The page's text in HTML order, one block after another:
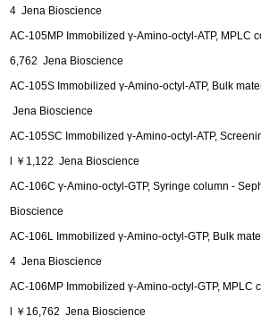
4 Jena Bioscience
AC-105MP Immobilized γ-Amino-octyl-ATP, MPLC
6,762 Jena Bioscience
AC-105S Immobilized γ-Amino-octyl-ATP, Bulk
Jena Bioscience
AC-105SC Immobilized γ-Amino-octyl-ATP,
l ￥1,122 Jena Bioscience
AC-106C γ-Amino-octyl-GTP, Syringe column -
Bioscience
AC-106L Immobilized γ-Amino-octyl-GTP, Bulk
4 Jena Bioscience
AC-106MP Immobilized γ-Amino-octyl-GTP, MPLC
l ￥16,762 Jena Bioscience